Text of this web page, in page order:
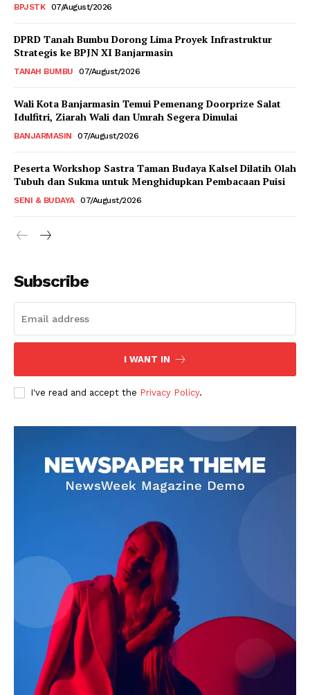
BPJSTK 07/August/2026
DPRD Tanah Bumbu Dorong Lima Proyek Infrastruktur
Strategis ke BPJN XI Banjarmasin
TANAH BUMBU 07/August/2026
Wali Kota Banjarmasin Temui Pemenang Doorprize Salat
Idulfitri, Ziarah Wali dan Umrah Segera Dimulai
BANJARMASIN 07/August/2026
Peserta Workshop Sastra Taman Budaya Kalsel Dilatih Olah
Tubuh dan Sukma untuk Menghidupkan Pembacaan Puisi
SENI & BUDAYA 07/August/2026
Subscribe
I WANT IN
I've read and accept the Privacy Policy.